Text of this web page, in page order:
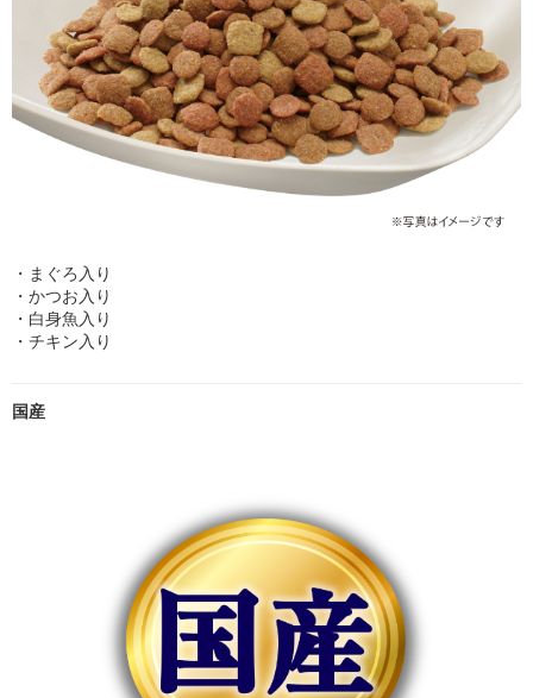
・まぐろ入り
・かつお入り
・白身魚入り
・チキン入り
国産